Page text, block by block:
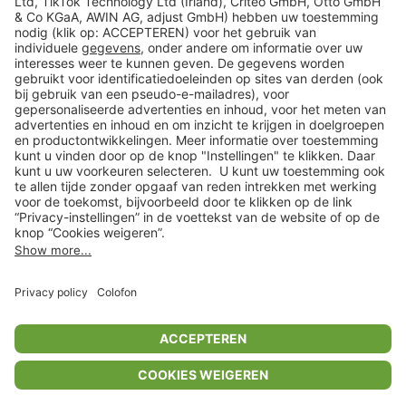
Veilig winkelen
Klantenservice
Shop
Acties
limango.de limango.pl